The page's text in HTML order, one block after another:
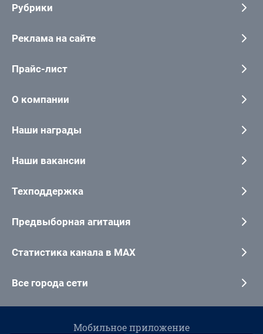
Рубрики
Реклама на сайте
Прайс-лист
О компании
Наши награды
Наши вакансии
Техподдержка
Предвыборная агитация
Статистика канала в MAX
Все города сети
Мобильное приложение